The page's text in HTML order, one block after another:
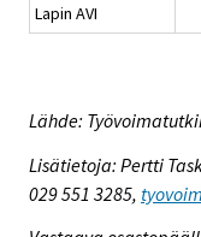
Lapin AVI
Lähde:
Lisätietoja: Pertti
029 551 3285,